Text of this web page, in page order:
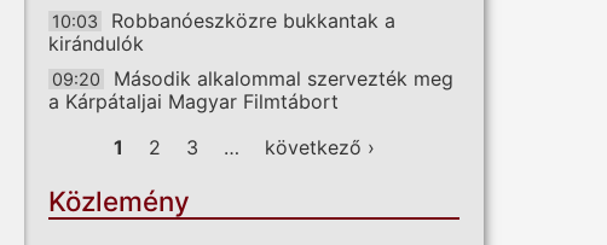
10:03
Robbanóeszközre bukkantak a
kirándulók
09:20
Második alkalommal szervezték meg
a Kárpátaljai Magyar Filmtábort
Oldalak
1 2 3 … következő ›
Közlemény